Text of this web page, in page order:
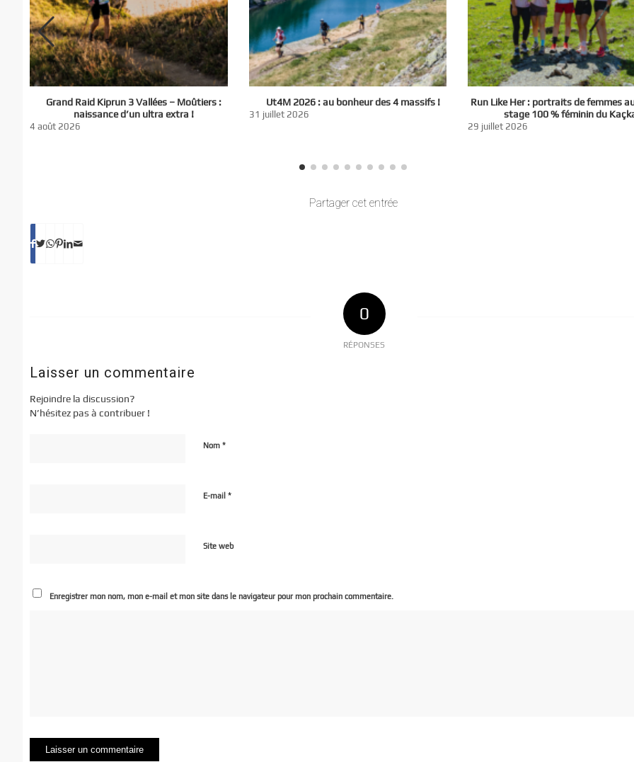
Grand Raid Kiprun 3 Vallées – Moûtiers :
naissance d’un ultra extra !
4 août 2026
Ut4M 2026 : au bonheur des 4 massifs !
31 juillet 2026
Run Like Her : portraits de femmes
stage 100 % féminin du
29 juillet 2026
Partager cet entrée
0
RÉPONSES
Laisser un commentaire
Rejoindre la discussion?
N’hésitez pas à contribuer !
Nom *
E-mail *
Site web
Enregistrer mon nom, mon e-mail et mon site dans le navigateur pour mon prochain commentaire.